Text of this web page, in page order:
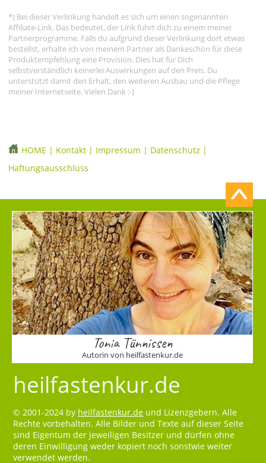
*) Bei dieser Verlinkung handelt es sich um einen sogenannten
Affiliate-Link. Das bedeutet, der Link führt dich zu einem meiner
Partnerprogramme. Falls du aufgrund dieser Verlinkung dort etwas
bestellst, erhalte ich von meinem Partner als Dankeschön für diese
Produktempfehlung eine Provision. Dies hat für Dich
selbstverständlich keinerlei Auswirkungen auf den Preis. Du
unterstützt damit den Erhalt, den weiteren Ausbau und die Pflege
meiner Internetseite. Vielen Dank :-)
HOME | Kontakt | Impressum | Datenschutz |
Haftungsausschluss
Tonia Tünnissen
Autorin von heilfastenkur.de
heilfastenkur.de
© 2001-2024 by heilfastenkur.de und Lizenzgebern. Alle
Rechte vorbehalten. Alle Bilder und Texte auf dieser Seite
sind Eigentum der jeweiligen Besitzer und dürfen ohne
deren Einwilligung weder kopiert noch sonstwie weiter
verwendet werden.